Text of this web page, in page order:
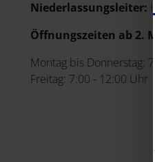
Niederlassungsleiter:
Öffnungszeiten ab 2.
Montag bis Donnerstag:
Freitag: 7:00 - 12:00 Uhr